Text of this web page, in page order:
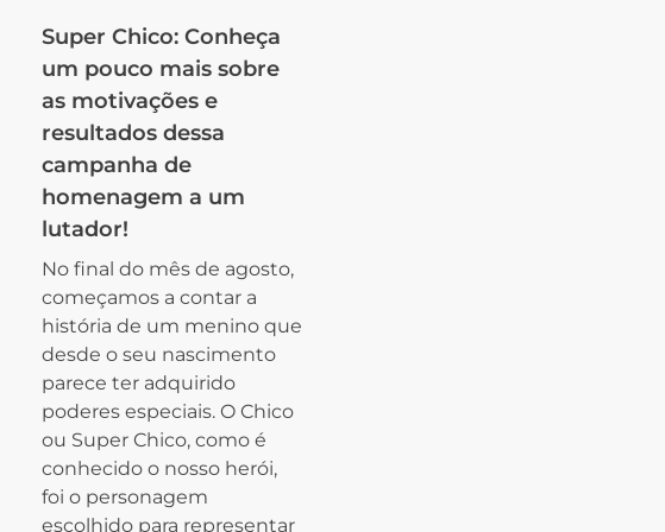
Super Chico: Conheça
um pouco mais sobre
as motivações e
resultados dessa
campanha de
homenagem a um
lutador!
No final do mês de agosto,
começamos a contar a
história de um menino que
desde o seu nascimento
parece ter adquirido
poderes especiais. O Chico
ou Super Chico, como é
conhecido o nosso herói,
foi o personagem
escolhido para representar